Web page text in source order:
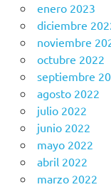
enero 2023
diciembre
noviembre
octubre 2022
septiembre
agosto 2022
julio 2022
junio 2022
mayo 2022
abril 2022
marzo 2022